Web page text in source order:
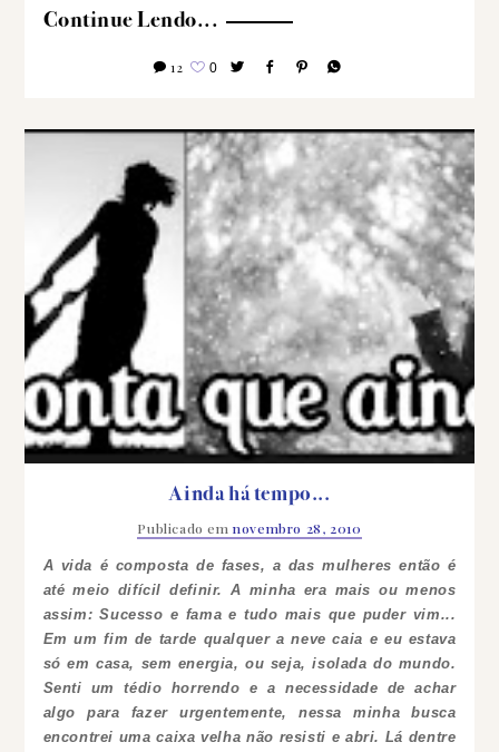
Continue Lendo...
12 0
Ainda há tempo...
Publicado emnovembro 28, 2010
A vida é composta de fases, a das mulheres então é
até meio difícil definir. A minha era mais ou menos
assim: Sucesso e fama e tudo mais que puder vim...
Em um fim de tarde qualquer a neve caia e eu estava
só em casa, sem energia, ou seja, isolada do mundo.
Senti um tédio horrendo e a necessidade de achar
algo para fazer urgentemente, nessa minha busca
encontrei uma caixa velha não resisti e abri. Lá dentre